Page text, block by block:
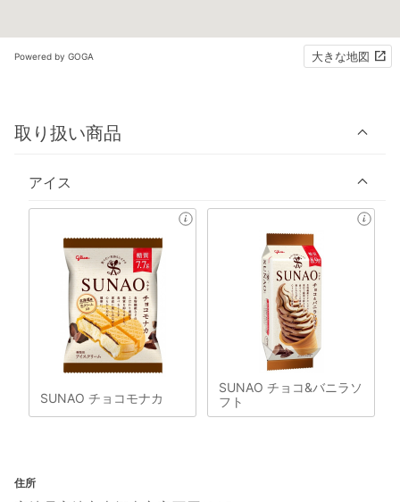
Powered by GOGA 大きな地図
取り扱い商品
アイス
SUNAO チョコモナカ
SUNAO チョコ&バニラソ
フト
住所